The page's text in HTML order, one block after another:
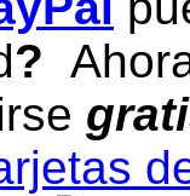
?